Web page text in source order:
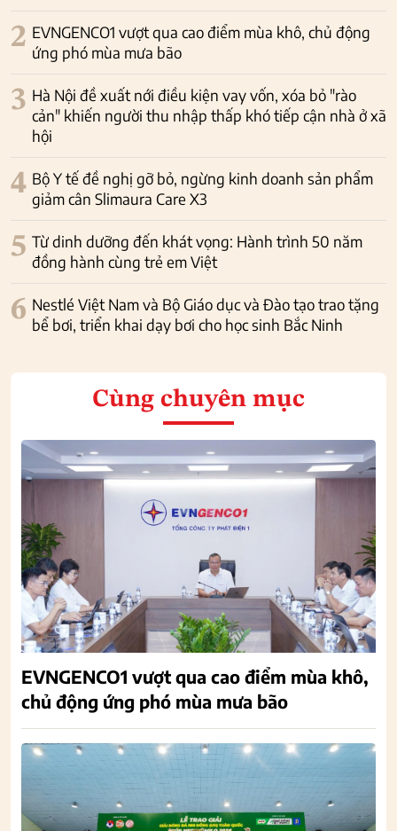
2 EVNGENCO1 vượt qua cao điểm mùa khô, chủ động
ứng phó mùa mưa bão
3 Hà Nội đề xuất nới điều kiện vay vốn, xóa bỏ "rào
cản" khiến người thu nhập thấp khó tiếp cận nhà ở xã
hội
4 Bộ Y tế đề nghị gỡ bỏ, ngừng kinh doanh sản phẩm
giảm cân Slimaura Care X3
5 Từ dinh dưỡng đến khát vọng: Hành trình 50 năm
đồng hành cùng trẻ em Việt
6 Nestlé Việt Nam và Bộ Giáo dục và Đào tạo trao tặng
bể bơi, triển khai dạy bơi cho học sinh Bắc Ninh
Cùng chuyên mục
EVNGENCO1 vượt qua cao điểm mùa khô,
chủ động ứng phó mùa mưa bão